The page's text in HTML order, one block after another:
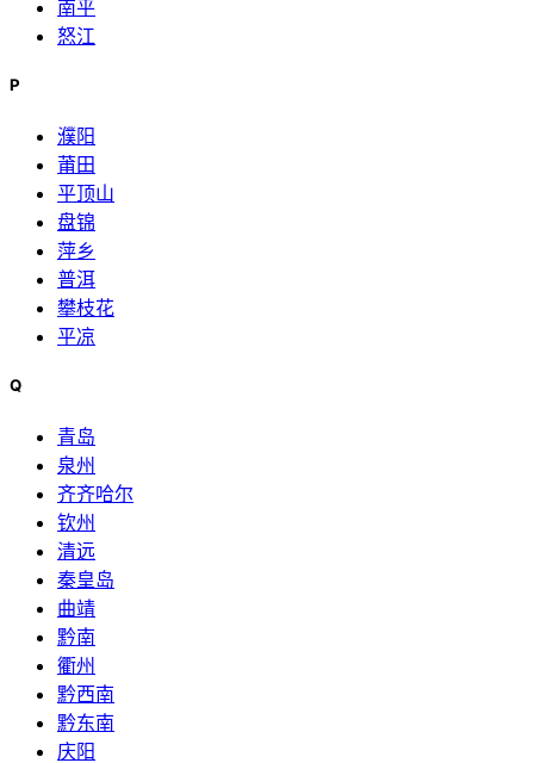
南平
怒江
P
濮阳
莆田
平顶山
盘锦
萍乡
普洱
攀枝花
平凉
Q
青岛
泉州
齐齐哈尔
钦州
清远
秦皇岛
曲靖
黔南
衢州
黔西南
黔东南
庆阳